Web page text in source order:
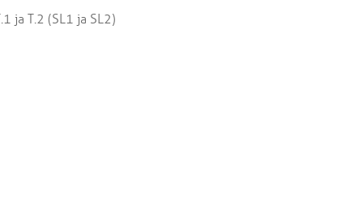
ja T.2 (SL1 ja SL2)